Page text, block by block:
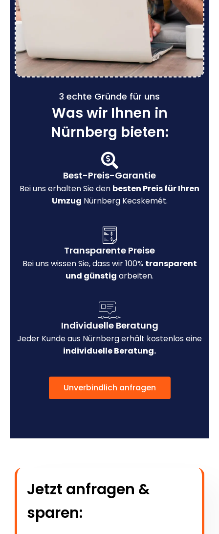
3 echte Gründe für uns
Was wir Ihnen in
Nürnberg bieten:
Best-Preis-Garantie
Bei uns erhalten Sie den besten Preis für Ihren
Umzug Nürnberg Kecskemét.
Transparente Preise
Bei uns wissen Sie, dass wir 100% transparent
und günstig arbeiten.
Individuelle Beratung
Jeder Kunde aus Nürnberg erhält kostenlos eine
individuelle Beratung.
Unverbindlich anfragen
Jetzt anfragen &
sparen: